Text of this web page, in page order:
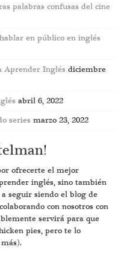
palabras confusas del cine
en público en inglés
Aprender Inglés diciembre
abril 6, 2022
series marzo 23, 2022
ofrecerte el mejor
inglés, sino también
seguir siendo el blog de
con nosotros con
servirá para que
pies, pero te lo